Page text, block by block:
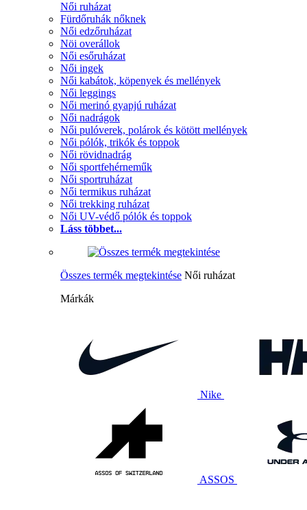
Női ruházat
Fürdőruhák nőknek
Női edzőruházat
Nöi overállok
Női esőruházat
Női ingek
Női kabátok, köpenyek és mellények
Női leggings
Női merinó gyapjú ruházat
Női nadrágok
Női pulóverek, polárok és kötött mellények
Női pólók, trikók és toppok
Női rövidnadrág
Női sportfehérneműk
Női sportruházat
Női termikus ruházat
Női trekking ruházat
Női UV-védő pólók és toppok
Láss többet...
Összes termék megtekintése Női ruházat
Márkák
Nike
ASSOS